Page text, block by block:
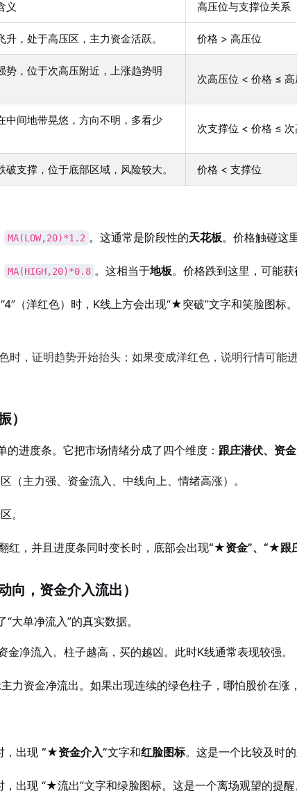
义 高压位与支撑位关系
升，处于高压区，主力资金活跃。 价格 > 高压位
势，位于次高压附近，上涨趋势明
次高压位 < 价格 ≤ 高
中间地带晃悠，方向不明，多看少
次支撑位 < 价格 ≤ 次
破支撑，位于底部区域，风险较大。 价格 < 支撑位
MA(LOW,20)*1.2 。这通常是阶段性的天花板。价格触碰这
MA(HIGH,20)*0.8 。这相当于地板。价格跌到这里，可能获
（洋红色）时，K线上方会出现“★突破”文字和笑脸图标
时，证明趋势开始抬头；如果变成洋红色，说明行情可能
）
进度条。它把市场情绪分成了四个维度： 跟庄潜伏、资
（主力强、资金流入、中线向上、情绪高涨）。
。
红，并且进度条同时变长时，底部会出现“★资金”、“★跟
向，资金介入流出）
“大单净流入”的真实数据。
金净流入。柱子越高，买的越凶。此时K线通常表现较强。
主力资金净流出。如果出现连续的绿色柱子，哪怕股价在涨
，出现 “★资金介入”文字和红脸图标。这是一个比较及时的
出现 “★流出”文字和绿脸图标。这是一个离场观望的提醒